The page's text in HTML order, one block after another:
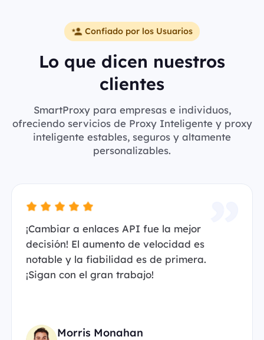
Confiado por los Usuarios
Lo que dicen nuestros
clientes
SmartProxy para empresas e individuos,
ofreciendo servicios de Proxy Inteligente y proxy
inteligente estables, seguros y altamente
personalizables.
¡Cambiar a enlaces API fue la mejor
decisión! El aumento de velocidad es
notable y la fiabilidad es de primera.
¡Sigan con el gran trabajo!
Morris Monahan